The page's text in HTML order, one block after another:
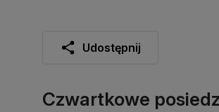
Udostępnij
Czwartkowe